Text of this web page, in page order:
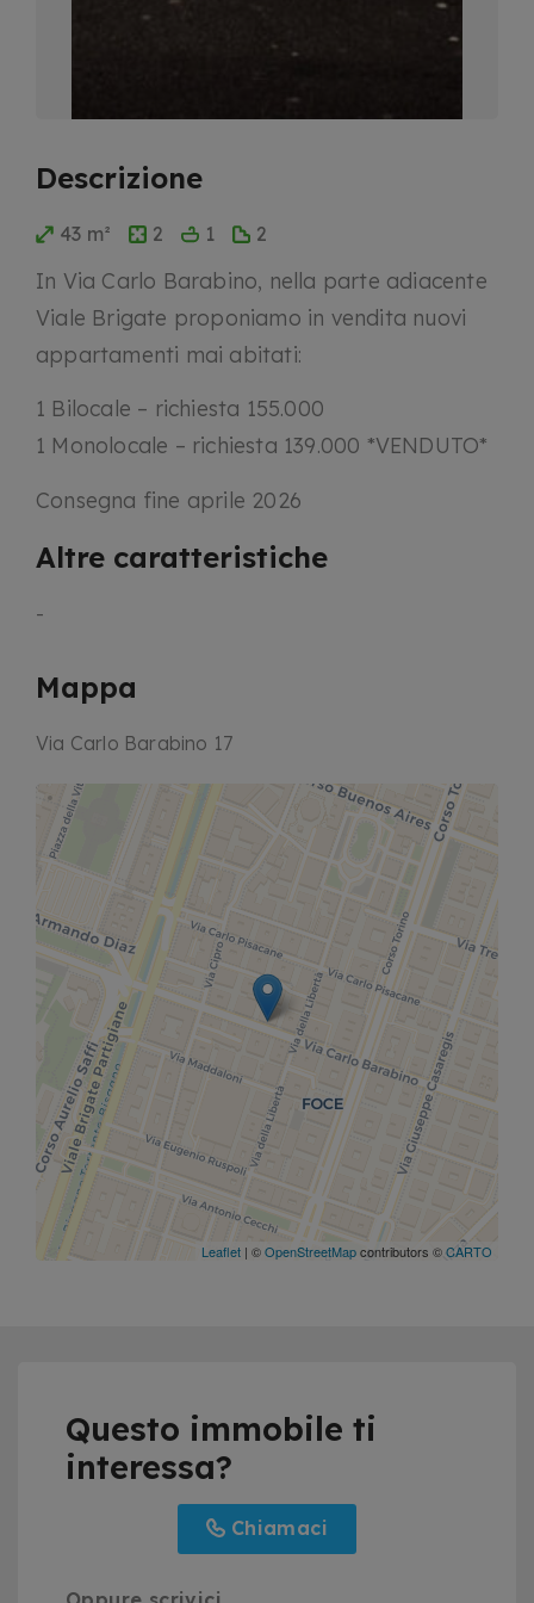
Descrizione
43 m² 2 1 2
In Via Carlo Barabino, nella parte adiacente
Viale Brigate proponiamo in vendita nuovi
appartamenti mai abitati:
1 Bilocale – richiesta 155.000
1 Monolocale – richiesta 139.000 *VENDUTO*
Consegna fine aprile 2026
Altre caratteristiche
-
Mappa
Via Carlo Barabino 17
Leaflet | ©OpenStreetMapcontributors ©CARTO
Questo immobile ti
interessa?
Chiamaci